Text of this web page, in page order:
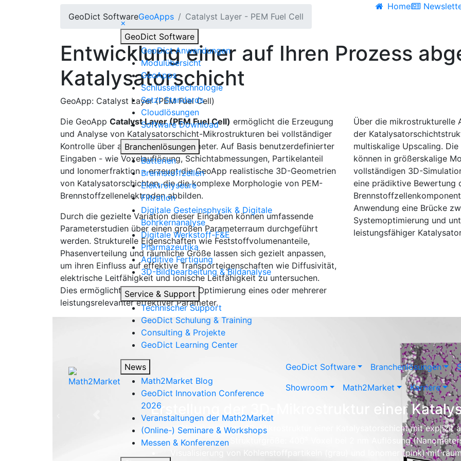
Home
×
GeoDict Software
GeoDictAnwendungen
Modulübersicht
GeoApps
Schlüsseltechnologie
Setzt Standards
Cloudlösungen
Software Download
Branchenlösungen
Batterien
Brennstoffzellen
Elektrolyseure
Filtration
Digitale Gesteinsphysik & Digitale
Bohrkernanalyse
Digitale Werkstoff-F&E
Pharmazeutika
Additive Fertigung
3D-Bildbearbeitung & Bildanalyse
Service & Support
Technischer Support
GeoDict Schulung & Training
Consulting & Projekte
GeoDict Learning Center
News
Math2Market Blog
GeoDict Innovation Conference
2026
Veranstaltungen der Math2Market
(Online-) Seminare & Workshops
Messen & Konferenzen
GeoDict Software Branchenlösungen
Showroom
Math2Market Karriere
GeoDict SoftwareGeoApps Catalyst Layer - PEM Fuel Cell
Entwicklung einer auf Ihren Prozess
Katalysatorschicht
GeoApp: Catalyst Layer (PEM Fuel Cell)
Die GeoApp Catalyst Layer (PEM Fuel Cell) ermöglicht die Erzeugung
und Analyse von Katalysatorschicht-Mikrostrukturen bei vollständiger
Kontrolle über alle relevanten Parameter. Auf Basis benutzerdefinierter
Eingaben - wie Voxelauflösung, Schichtabmessungen, Partikelanteil
und Ionomerfraktion - erzeugt die GeoApp realistische 3D-Geometrien
von Katalysatorschichten, die die komplexe Morphologie von PEM-
Brennstoffzellenelektroden abbilden.
Durch die gezielte Variation dieser Eingaben können umfassende
Parameterstudien über einen großen Parameterraum durchgeführt
werden. Strukturelle Eigenschaften wie Feststoffvolumenanteile,
Phasenverteilung und räumliche Größe lassen sich gezielt anpassen,
um ihren Einfluss auf effektive Transporteigenschaften wie Diffusivität,
elektrische Leitfähigkeit und ionische Leitfähigkeit zu untersuchen.
Dies ermöglicht eine zielgerichtete Optimierung eines oder mehrerer
leistungsrelevanter effektiver Parameter.
Über die mikrostrukturelle
der
multiskalige Upscaling.
können in größerskalige
vollständigen 3D-
eine prädiktive Bewertung
Anwendung eine Brücke
Systemoptimierung und
leistungsfähiger
Erstellung der 3D-Mikrostruktur einer
Digital erzeugte 3D-Mikrostruktur einer Katalysatorschicht mit explizit
Strukturgröße: 400³ Voxel bei 2 nm Auflösung
Visualisierung von Kohlenstoffpartikeln (grau) und Ionomer (pink) mit